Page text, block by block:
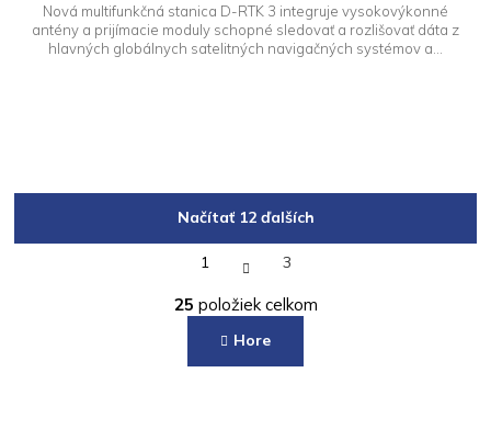
Nová multifunkčná stanica D-RTK 3 integruje vysokovýkonné
antény a prijímacie moduly schopné sledovať a rozlišovať dáta z
hlavných globálnych satelitných navigačných systémov a...
v
l
á
d
Načítať 12 ďalších
S
t
á
k
o
1 3
25 položiek celkom
Hore